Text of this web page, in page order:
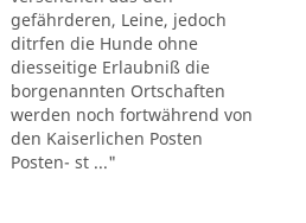
gefährderen, Leine, jedoch
ditrfen die Hunde ohne
diesseitige Erlaubniß die
borgenannten Ortschaften
werden noch fortwährend von
den Kaiserlichen Posten
Posten- st ..."